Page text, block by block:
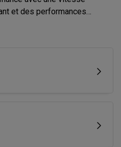
et des performances
tout avec une forme épurée